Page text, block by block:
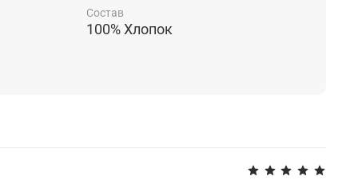
Состав
100% Хлопок